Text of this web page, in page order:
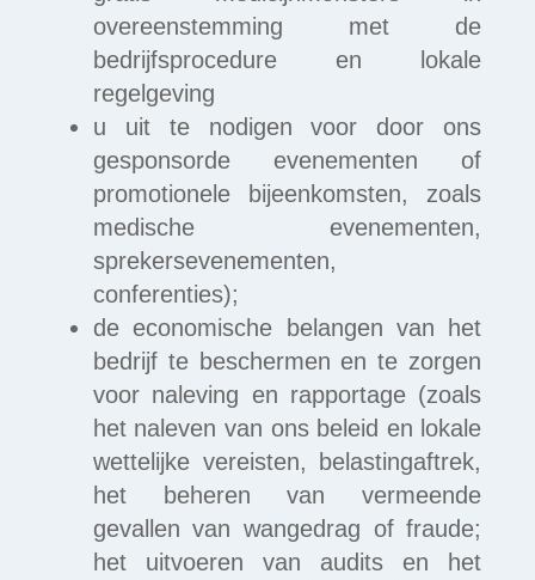
overeenstemming met de
bedrijfsprocedure en lokale
regelgeving
u uit te nodigen voor door ons
gesponsorde evenementen of
promotionele bijeenkomsten, zoals
medische evenementen,
sprekersevenementen,
conferenties);
de economische belangen van het
bedrijf te beschermen en te zorgen
voor naleving en rapportage (zoals
het naleven van ons beleid en lokale
wettelijke vereisten, belastingaftrek,
het beheren van vermeende
gevallen van wangedrag of fraude;
het uitvoeren van audits en het